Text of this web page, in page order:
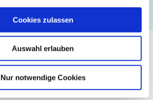
Cookies zulassen
Auswahl erlauben
Nur notwendige Cookies